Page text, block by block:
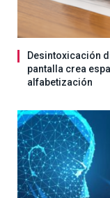
Desintoxicación
pantalla crea
alfabetización